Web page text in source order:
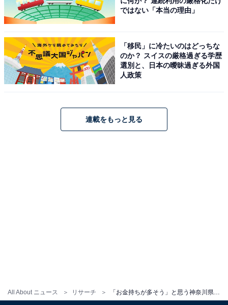
All About ニュース リサーチ
【2025年調査】
1 2
ではない「本当の理由」
「移民」に冷たいのはどっちな
のか？ スイスの厳格過ぎる学歴
選別と、日本の曖昧過ぎる外国
人政策
連載をもっと見る